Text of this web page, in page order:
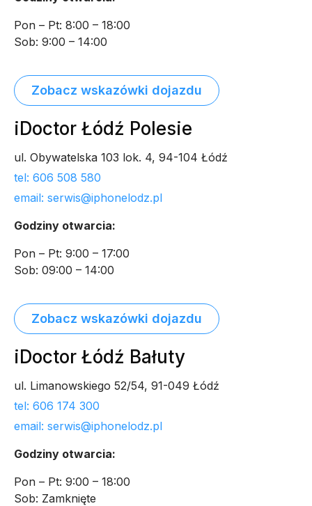
Pon – Pt: 8:00 – 18:00
Sob: 9:00 – 14:00
Zobacz wskazówki dojazdu
iDoctor Łódź Polesie
ul. Obywatelska 103 lok. 4, 94-104 Łódź
tel: 606 508 580
email: serwis@iphonelodz.pl
Godziny otwarcia:
Pon – Pt: 9:00 – 17:00
Sob: 09:00 – 14:00
Zobacz wskazówki dojazdu
iDoctor Łódź Bałuty
ul. Limanowskiego 52/54, 91-049 Łódź
tel: 606 174 300
email: serwis@iphonelodz.pl
Godziny otwarcia:
Pon – Pt: 9:00 – 18:00
Sob: Zamknięte